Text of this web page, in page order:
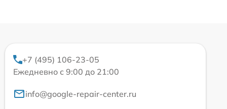
+7 (495) 106-23-05
Ежедневно с 9:00 до 21:00
info@google-repair-center.ru